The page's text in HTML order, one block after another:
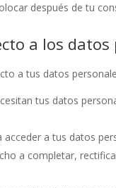
después de tu
a los datos
a tus datos
tus datos
a tus datos
a completar,